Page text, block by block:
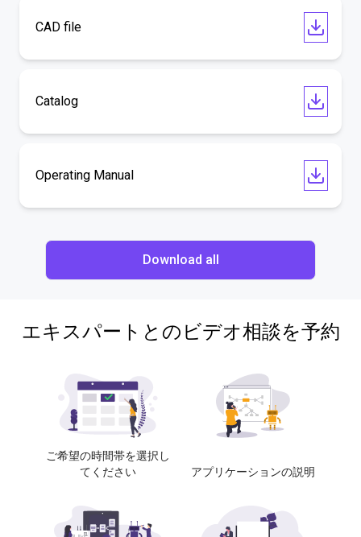
CAD file
Catalog
Operating Manual
Download all
エキスパートとのビデオ相談を予約
ご希望の時間帯を選択し
てください
アプリケーションの説明